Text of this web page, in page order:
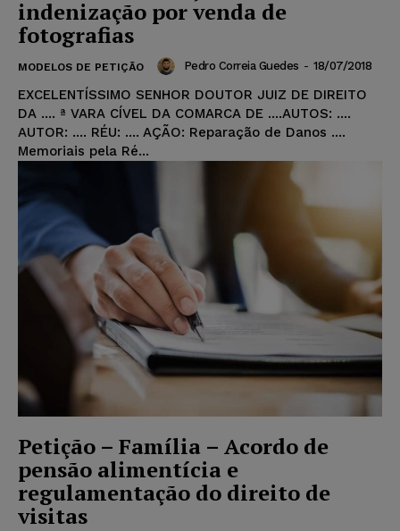
indenização por venda de
fotografias
MODELOS DE PETIÇÃO Pedro Correia Guedes - 18/07/2018
EXCELENTÍSSIMO SENHOR DOUTOR JUIZ DE DIREITO
DA .... ª VARA CÍVEL DA COMARCA DE ....AUTOS: ....
AUTOR: .... RÉU: .... AÇÃO: Reparação de Danos ....
Memoriais pela Ré...
Petição – Família – Acordo de
pensão alimentícia e
regulamentação do direito de
visitas